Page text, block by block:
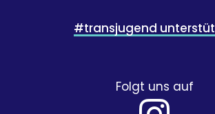
#transjugend
Folgt uns auf